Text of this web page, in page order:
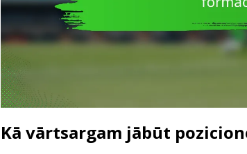
Kā vārtsargam jābūt